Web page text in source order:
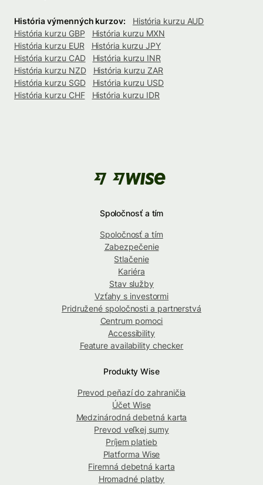
História výmenných kurzov:
História kurzu AUD
História kurzu GBP
História kurzu MXN
História kurzu EUR
História kurzu JPY
História kurzu CAD
História kurzu INR
História kurzu NZD
História kurzu ZAR
História kurzu SGD
História kurzu USD
História kurzu CHF
História kurzu IDR
Spoločnosť a tím
Spoločnosť a tím
Zabezpečenie
Stlačenie
Kariéra
Stav služby
Vzťahy s investormi
Pridružené spoločnosti a partnerstvá
Centrum pomoci
Accessibility
Feature availability checker
Produkty Wise
Prevod peňazí do zahraničia
Účet Wise
Medzinárodná debetná karta
Prevod veľkej sumy
Príjem platieb
Platforma Wise
Firemná debetná karta
Hromadné platby